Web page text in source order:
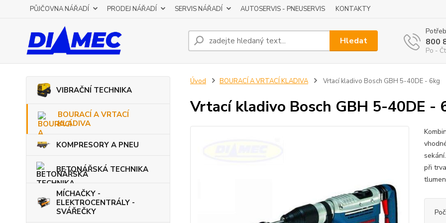
PŮJČOVNA NÁŘADÍ PRODEJ NÁŘADÍ SERVIS NÁŘADÍ AUTOSERVIS - PNEUSERVIS KONTAKTY
Hledat 800
Po -
VIBRAČNÍ TECHNIKA
BOURACÍ A VRTACÍ
KLADIVA
KOMPRESORY A PNEU
BETONÁŘSKÁ TECHNIKA
MÍCHAČKY -
ELEKTROCENTRÁLY -
SVÁŘEČKY
Úvod BOURACÍ A VRTACÍ KLADIVA Vrtací kladivo Bosch GBH 5-40DE - 6kg
Vrtací kladivo Bosch GBH 5-40DE -
při